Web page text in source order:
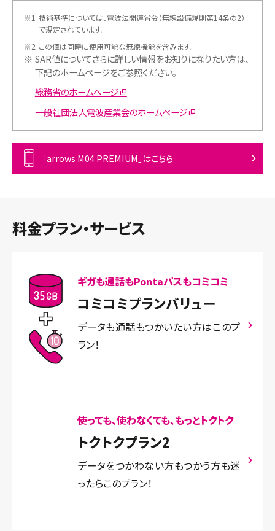
※1 技術基準については、電波法関連省令（無線設備規則第14条の2）
で規定されています。
※2 この値は同時に使用可能な無線機能を含みます。
※ SAR値についてさらに詳しい情報をお知りになりたい方は、
下記のホームページをご参照ください。
総務省のホームページ
一般社団法人電波産業会のホームページ
「arrows M04 PREMIUM」はこちら
料金プラン・サービス
ギガも通話もPontaパスもコミコミ
コミコミプランバリュー
データも通話もつかいたい方はこのプ
ラン！
使っても、使わなくても、もっとトクトク
トクトクプラン2
データをつかわない方もつかう方も迷
ったらこのプラン！